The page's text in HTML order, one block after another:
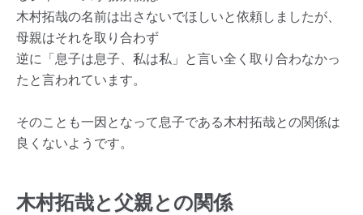
木村拓哉の名前は出さないでほしいと依頼しましたが、
母親はそれを取り合わず
逆に「息子は息子、私は私」と言い全く取り合わなかっ
たと言われています。
そのことも一因となって息子である木村拓哉との関係は
良くないようです。
木村拓哉と父親との関係